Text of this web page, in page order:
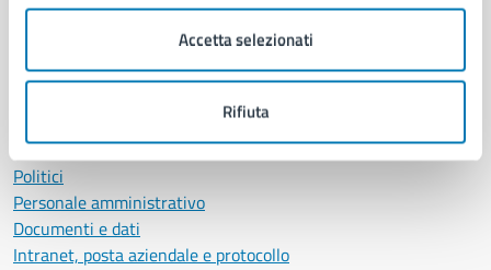
Accetta selezionati
Rifiuta
AMMINISTRAZIONE
Organi di governo
Enti e fondazioni
Politici
Personale amministrativo
Documenti e dati
Intranet, posta aziendale e protocollo